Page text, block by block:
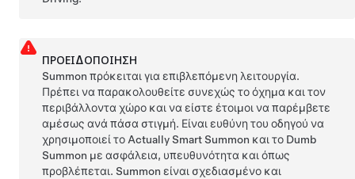
ΠΡΟΕΙΔΟΠΟΊΗΣΗ
Summon πρόκειται για επιβλεπόμενη λειτουργία.
Πρέπει να παρακολουθείτε συνεχώς το όχημα και τον
περιβάλλοντα χώρο και να είστε έτοιμοι να παρέμβετε
αμέσως ανά πάσα στιγμή. Είναι ευθύνη του οδηγού να
χρησιμοποιεί τοActually Smart Summon και το Dumb
Summon με ασφάλεια, υπευθυνότητα και όπως
προβλέπεται.Summon είναι σχεδιασμένο και